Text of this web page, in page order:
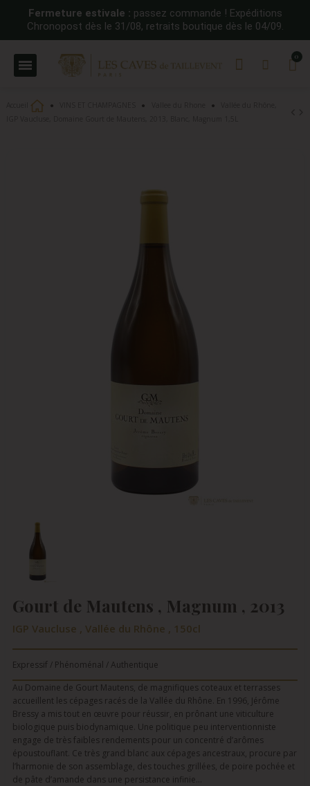
Fermeture estivale : passez commande ! Expéditions
Chronopost dès le 31/08, retraits boutique dès le 04/09.
Gourt de Mautens , Magnum , 2013
IGP Vaucluse , Vallée du Rhône , 150cl
Expressif / Phénoménal / Authentique
Au Domaine de Gourt Mautens, de magnifiques coteaux et terrasses
accueillent les cépages racés de la Vallée du Rhône. En 1996, Jérôme
Bressy a mis tout en œuvre pour réussir, en prônant une viticulture
biologique puis biodynamique. Une politique peu interventionniste
engage de très faibles rendements pour un concentré d’arômes
époustouflant. Ce très grand blanc aux cépages ancestraux, procure par
l’harmonie de son assemblage, des touches grillées, de poire pochée et
de pâte d’amande dans une persistance infinie…